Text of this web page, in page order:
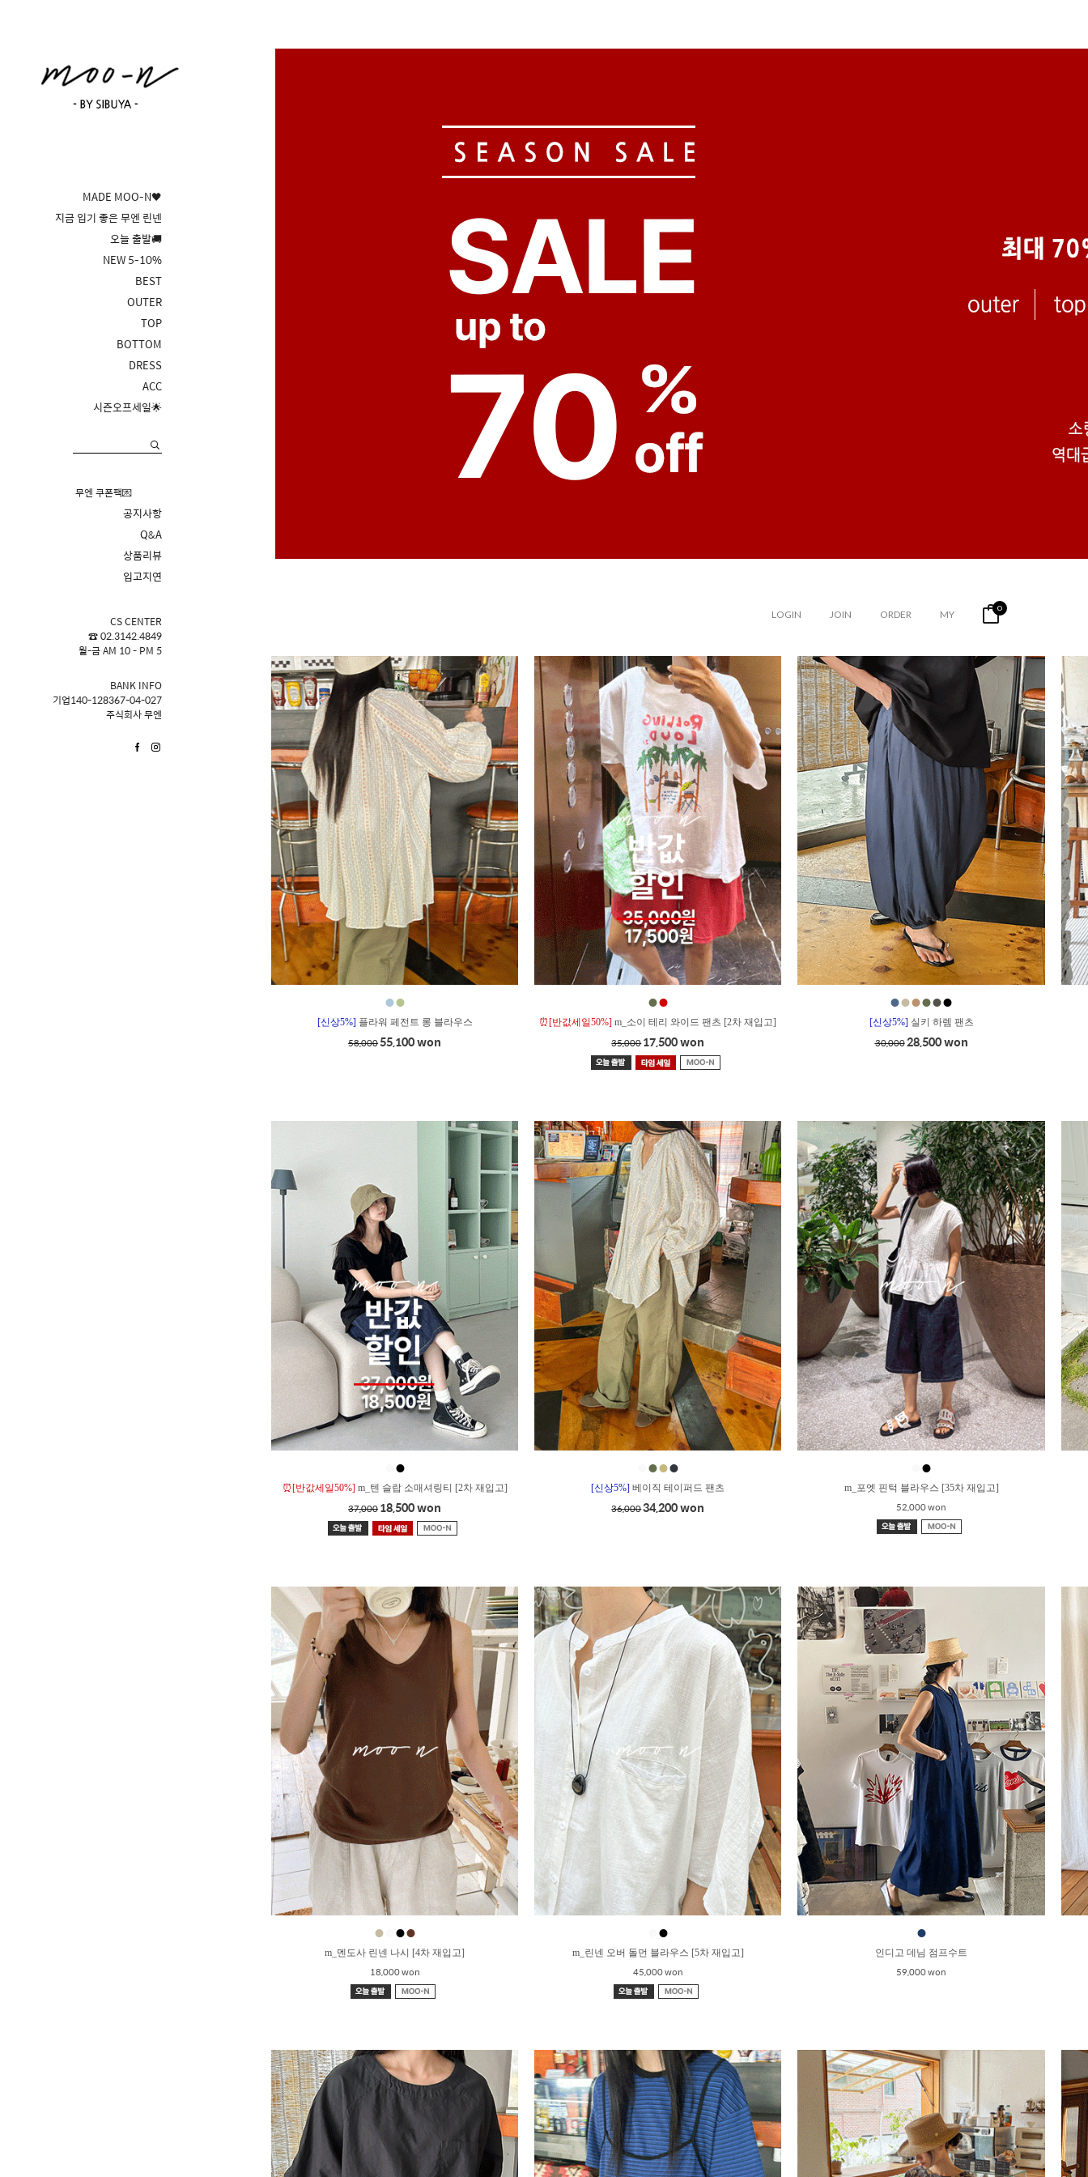
LOGIN JOIN ORDER MY 0
MADE MOO-N🖤
지금 입기 좋은 무엔 린넨
오늘 출발🚚
NEW 5-10%
BEST
OUTER
TOP
BOTTOM
DRESS
ACC
시즌오프세일🌟
무엔 쿠폰팩💌
공지사항
Q&A
상품리뷰
입고지연
CS CENTER
☎ 02.3142.4849
월-금 AM 10 - PM 5
BANK INFO
기업140-128367-04-027
주식회사 무엔
●●
[신상5%] 플라워 페전트 롱 블라우스
58,00055,100 won
●●
⏰[반값세일50%]m_소이 테리 와이드 팬츠 [2차 재입고]
35,00017,500 won
●●●●●●
[신상5%] 실키 하렘 팬츠
30,00028,500 won
●
⏰[반값세일50%] m_텐 슬랍 소매셔링티 [2차 재입고]
37,00018,500 won
●●●
[신상5%]베이직 테이퍼드 팬츠
36,00034,200 won
●
m_포엣 핀턱 블라우스 [35차 재입고]
52,000 won
● ●●
m_멘도사 린넨 나시 [4차 재입고]
18,000 won
●
m_린넨 오버 돌먼 블라우스 [5차 재입고]
45,000 won
●
인디고 데님 점프수트
59,000 won